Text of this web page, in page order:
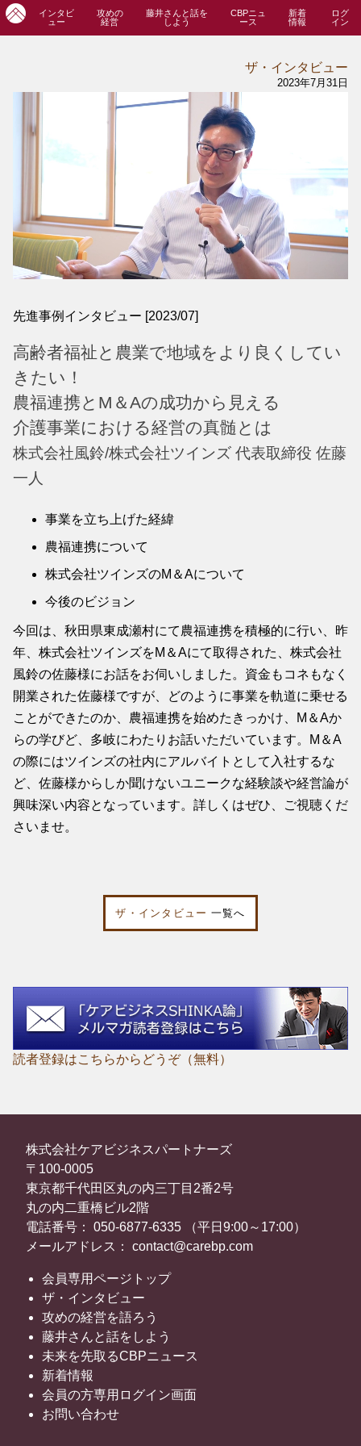
インタビ
ュー
攻めの
経営
藤井さんと話を
しよう
CBPニュ
ース
新着
情報
ログ
イン
ザ・インタビュー
2023年7月31日
先進事例インタビュー [2023/07]
高齢者福祉と農業で地域をより良くしてい
きたい！
農福連携とM＆Aの成功から見える
介護事業における経営の真髄とは
株式会社風鈴/株式会社ツインズ 代表取締役 佐藤
一人
事業を立ち上げた経緯
農福連携について
株式会社ツインズのM＆Aについて
今後のビジョン
今回は、秋田県東成瀬村にて農福連携を積極的に行い、昨
年、株式会社ツインズをM＆Aにて取得された、株式会社
風鈴の佐藤様にお話をお伺いしました。資金もコネもなく
開業された佐藤様ですが、どのように事業を軌道に乗せる
ことができたのか、農福連携を始めたきっかけ、M＆Aか
らの学びど、多岐にわたりお話いただいています。M＆A
の際にはツインズの社内にアルバイトとして入社するな
ど、佐藤様からしか聞けないユニークな経験談や経営論が
興味深い内容となっています。詳しくはぜひ、ご視聴くだ
さいませ。
ザ・インタビュー 一覧へ
読者登録はこちらからどうぞ（無料）
株式会社ケアビジネスパートナーズ
〒100-0005
東京都千代田区丸の内三丁目2番2号
丸の内二重橋ビル2階
電話番号： 050-6877-6335 （平日9:00～17:00）
メールアドレス： contact@carebp.com
会員専用ページトップ
ザ・インタビュー
攻めの経営を語ろう
藤井さんと話をしよう
未来を先取るCBPニュース
新着情報
会員の方専用ログイン画面
お問い合わせ